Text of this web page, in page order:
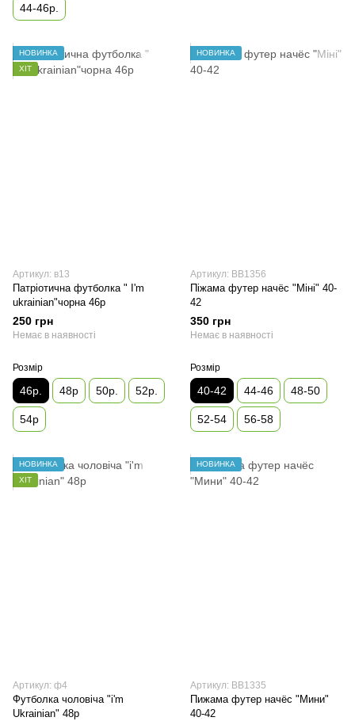
44-46р.
НОВИНКА
ХІТ
Артикул: в13
Патріотична футболка " I'm
ukrainian"чорна 46р
250 грн
Немає в наявності
Розмір
46р. 48р 50р. 52р.
54р
НОВИНКА
Артикул: ВВ1356
Піжама футер начёс "Міні" 40-
42
350 грн
Немає в наявності
Розмір
40-42 44-46 48-50
52-54 56-58
НОВИНКА
ХІТ
Артикул: ф4
Футболка чоловіча "i'm
Ukrainian" 48р
НОВИНКА
Артикул: ВВ1335
Пижама футер начёс "Мини"
40-42